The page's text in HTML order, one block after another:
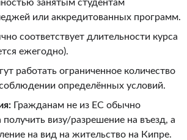
занятым студентам
или аккредитованных программ.
соответствует длительности курса
ежегодно).
работать ограниченное количество
определённых условий.
Гражданам не из ЕС обычно
визу/разрешение на въезд, а
на вид на жительство на Кипре.